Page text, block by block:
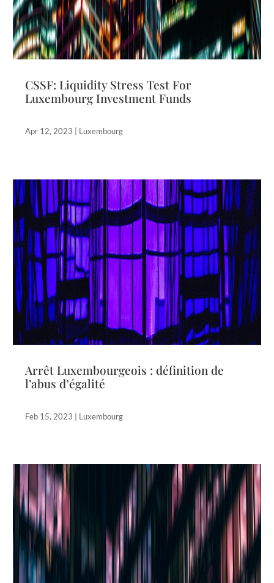
CSSF: Liquidity Stress Test For
Luxembourg Investment Funds
Apr 12, 2023 Luxembourg
Arrêt Luxembourgeois : définition de
l’abus d’égalité
Feb 15, 2023 Luxembourg